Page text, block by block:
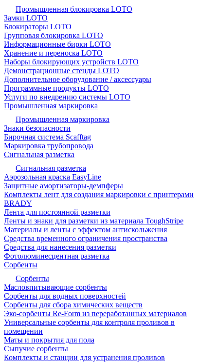
Промышленная блокировка LOTO
Замки LOTO
Блокираторы LOTO
Групповая блокировка LOTO
Информационные бирки LOTO
Хранение и переноска LOTO
Наборы блокирующих устройств LOTO
Демонстрационные стенды LOTO
Дополнительное оборудование / аксессуары
Программные продукты LOTO
Услуги по внедрению системы LOTO
Промышленная маркировка
Промышленная маркировка
Знаки безопасности
Бирочная система Scafftag
Маркировка трубопровода
Сигнальная разметка
Сигнальная разметка
Аэрозольная краска EasyLine
Защитные амортизаторы-демпферы
Комплекты лент для создания маркировки с принтерами
BRADY
Лента для постоянной разметки
Ленты и знаки для разметки из материала ToughStripe
Материалы и ленты с эффектом антискольжения
Средства временного ограничения пространства
Средства для нанесения разметки
Фотолюминесцентная разметка
Сорбенты
Сорбенты
Масловпитывающие сорбенты
Сорбенты для водных поверхностей
Сорбенты для сбора химических веществ
Эко-сорбенты Re-Form из переработанных материалов
Универсальные сорбенты для контроля проливов в
помещении
Маты и покрытия для пола
Сыпучие сорбенты
Комплекты и станции для устранения проливов